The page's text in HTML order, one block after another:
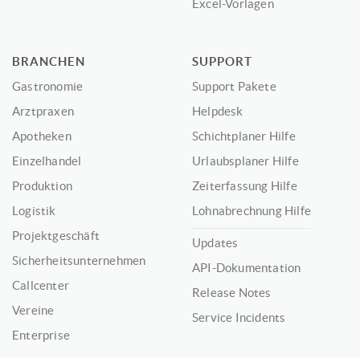
Excel-Vorlagen
BRANCHEN
Gastronomie
Arztpraxen
Apotheken
Einzelhandel
Produktion
Logistik
Projektgeschäft
Sicherheitsunternehmen
Callcenter
Vereine
Enterprise
SUPPORT
Support Pakete
Helpdesk
Schichtplaner Hilfe
Urlaubsplaner Hilfe
Zeiterfassung Hilfe
Lohnabrechnung Hilfe
Updates
API-Dokumentation
Release Notes
Service Incidents